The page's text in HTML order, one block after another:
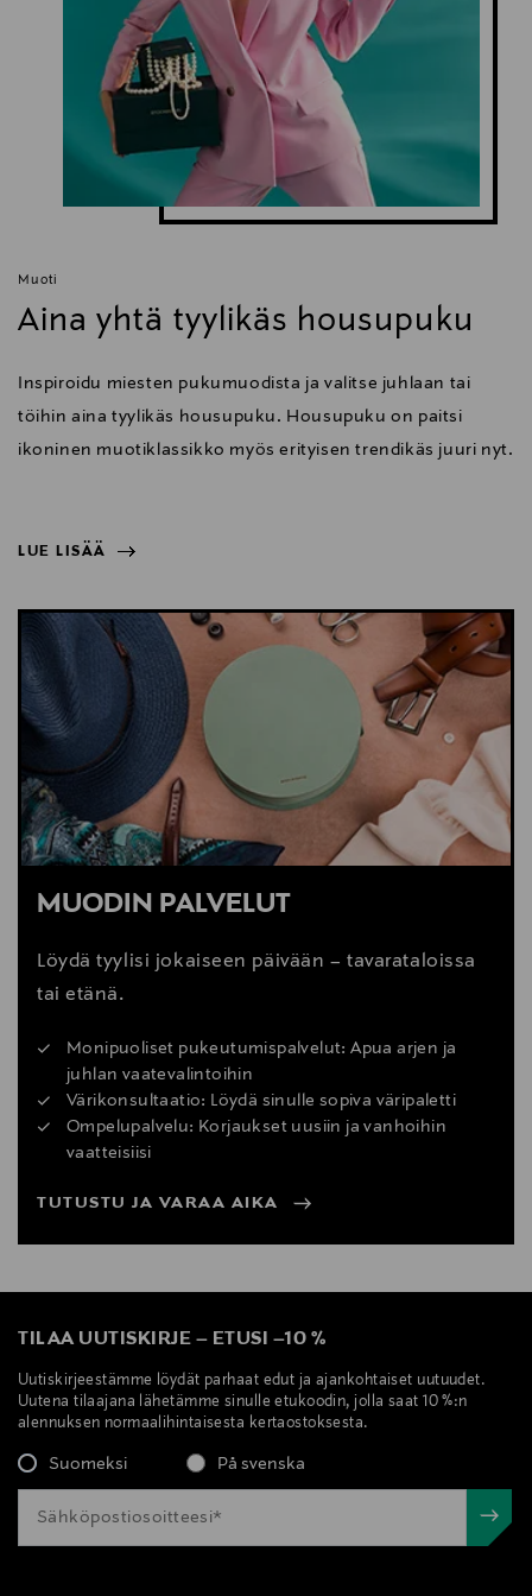
Muoti
Aina yhtä tyylikäs housupuku
Inspiroidu miesten pukumuodista ja valitse juhlaan tai
töihin aina tyylikäs housupuku. Housupuku on paitsi
ikoninen muotiklassikko myös erityisen trendikäs juuri nyt.
LUE LISÄÄ
LUE LISÄÄ
MUODIN PALVELUT
Löydä tyylisi jokaiseen päivään – tavarataloissa
tai etänä.
Monipuoliset pukeutumispalvelut: Apua arjen ja
juhlan vaatevalintoihin
Värikonsultaatio: Löydä sinulle sopiva väripaletti
Ompelupalvelu: Korjaukset uusiin ja vanhoihin
vaatteisiisi
TUTUSTU JA VARAA AIKA
TILAA UUTISKIRJE – ETUSI –10 %
Uutiskirjeestämme löydät parhaat edut ja ajankohtaiset uutuudet.
Uutena tilaajana lähetämme sinulle etukoodin, jolla saat 10 %:n
alennuksen normaalihintaisesta kertaostoksesta.
Suomeksi På svenska